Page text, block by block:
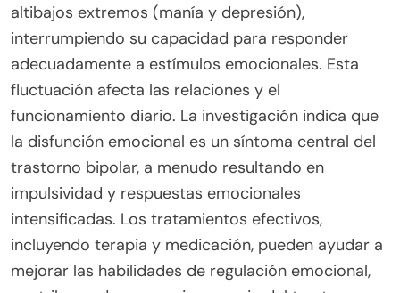
altibajos extremos (manía y depresión),
interrumpiendo su capacidad para responder
adecuadamente a estímulos emocionales. Esta
fluctuación afecta las relaciones y el
funcionamiento diario. La investigación indica que
la disfunción emocional es un síntoma central del
trastorno bipolar, a menudo resultando en
impulsividad y respuestas emocionales
intensificadas. Los tratamientos efectivos,
incluyendo terapia y medicación, pueden ayudar a
mejorar las habilidades de regulación emocional,